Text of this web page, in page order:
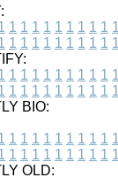
1 1 1 1 1 1 1 1 1 1
1 1 1 1 1 1 1 1 1 1
1 1 1 1 1 1 1 1 1 1
1 1 1 1 1 1 1 1 1 1
BIO:
1 1 1 1 1 1 1 1 1 1
1 1 1 1 1 1 1 1 1 1
OLD: